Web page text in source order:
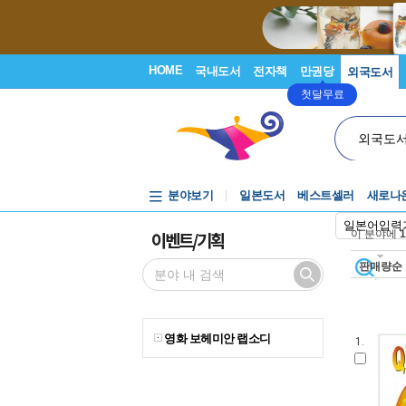
HOME 국내도서 전자책 만권당
첫달무료
외국도서
외국도
일본어입력
분야보기 일본도서 베스트셀러 새로나
이벤트/기획
영화 보헤미안 랩소디
이 분야에
판매량순
1.